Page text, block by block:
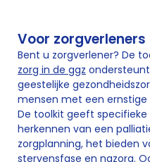
Voor zorgverleners
Bent u zorgverlener? De
zorg in de ggz
geestelijke
mensen met een
De toolkit geeft
herkennen van een
zorgplanning, het bieden
stervensfase en nazorg.